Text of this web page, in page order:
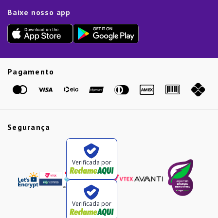
Lista de Presentes
Dia das Mães
Dia dos Pais
Presente de Natal
Baixe nosso app
Pagamento
Segurança
Verificada por
Verificada por